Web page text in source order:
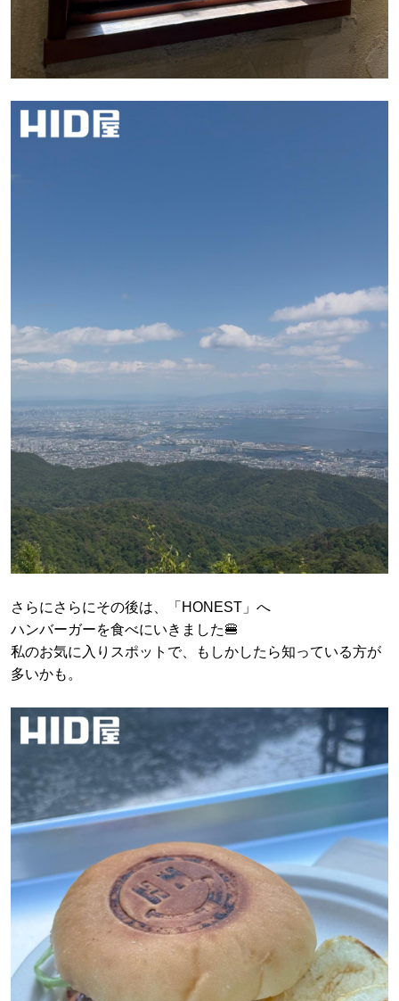
さらにさらにその後は、「HONEST」へ
ハンバーガーを食べにいきました🍔
私のお気に入りスポットで、もしかしたら知っている方が
多いかも。